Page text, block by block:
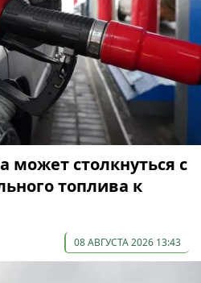
может столкнуться с
топлива к
08 АВГУСТА 2026 13:43